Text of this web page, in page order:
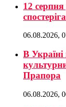
12
06.08.2026,
В Україні
Прапора
06.08.2026,